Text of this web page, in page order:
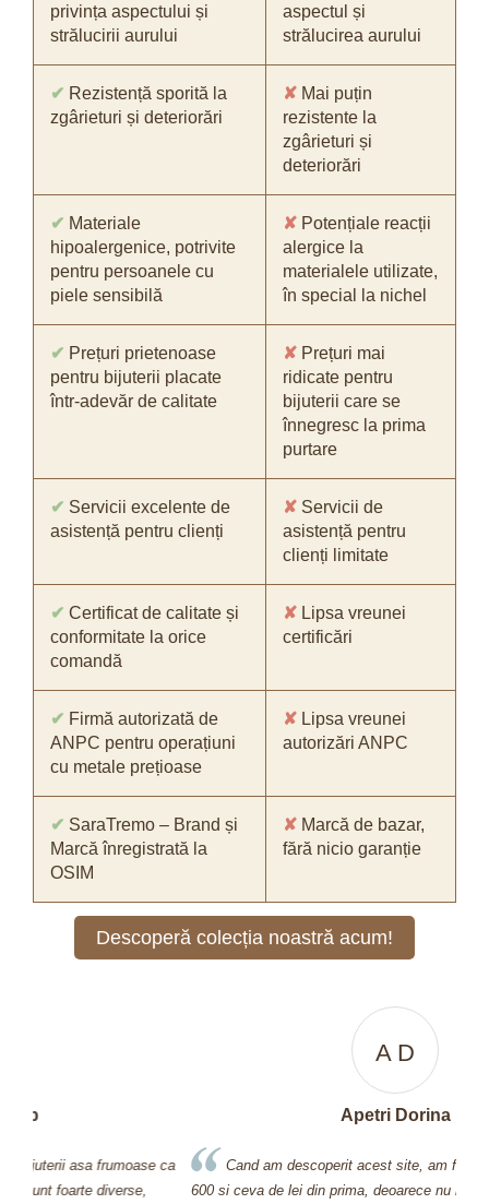
privința aspectului și
strălucirii aurului
aspectul și
strălucirea aurului
✔ Rezistență sporită la
zgârieturi și deteriorări
✘ Mai puțin
rezistente la
zgârieturi și
deteriorări
✔ Materiale
hipoalergenice, potrivite
pentru persoanele cu
piele sensibilă
✘ Potențiale reacții
alergice la
materialele utilizate,
în special la nichel
✔ Prețuri prietenoase
pentru bijuterii placate
într-adevăr de calitate
✘ Prețuri mai
ridicate pentru
bijuterii care se
înnegresc la prima
purtare
✔ Servicii excelente de
asistență pentru clienți
✘ Servicii de
asistență pentru
clienți limitate
✔ Certificat de calitate și
conformitate la orice
comandă
✘ Lipsa vreunei
certificări
✔ Firmă autorizată de
ANPC pentru operațiuni
cu metale prețioase
✘ Lipsa vreunei
autorizări ANPC
✔ SaraTremo – Brand și
Marcă înregistrată la
OSIM
✘ Marcă de bazar,
fără nicio garanție
Descoperă colecția noastră acum!
Cand am descoperit acest site, am facut o comanda de
600 si ceva de lei din prima, deoarece nu m-am putut abtine.